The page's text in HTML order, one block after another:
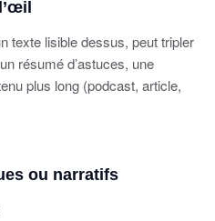
texte lisible dessus, peut tripler
résumé d’astuces, une
plus long (podcast, article,
ou narratifs